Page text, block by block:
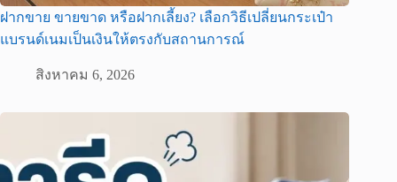
ฝากขาย ขายขาด หรือฝากเลี้ยง? เลือกวิธีเปลี่ยนกระเป๋า
แบรนด์เนมเป็นเงินให้ตรงกับสถานการณ์
สิงหาคม 6, 2026